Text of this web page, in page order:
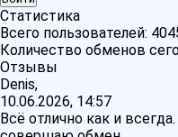
Статистика
Всего пользователей:
Количество обменов
Отзывы
Denis,
10.06.2026, 14:57
Всё отлично как и